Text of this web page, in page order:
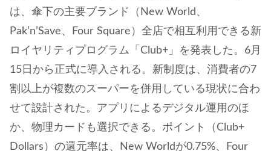
は、傘下の主要ブランド（New World、
Pak’n’Save、Four Square）全店で相互利用できる新
ロイヤリティプログラム「Club+」を発表した。6月
15日から正式に導入される。新制度は、消費者の7
割以上が複数のスーパーを併用している現状に合わ
せて設計された。アプリによるデジタル運用のほ
か、物理カードも選択できる。ポイント（Club+
Dollars）の還元率は、New Worldが0.75%、Four